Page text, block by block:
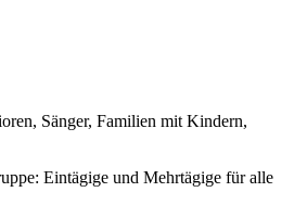
Sänger, Familien mit Kindern,
Eintägige und Mehrtägige für alle